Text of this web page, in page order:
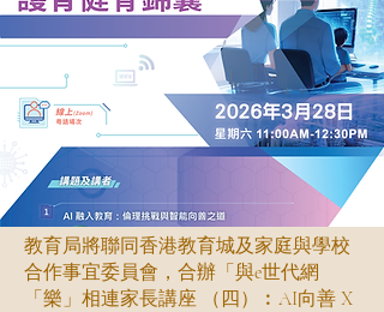
教育局將聯同香港教育城及家庭與學校
合作事宜委員會，合辦「與e世代網
「樂」相連家長講座 （四）︰AI向善 X